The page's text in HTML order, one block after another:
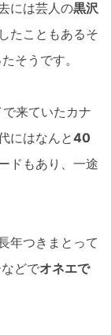
には芸人の黒沢
たこともあるそ
そうです。
来ていたカナ
にはなんと40
ドもあり、一途
年つきまとって
どでオネエで